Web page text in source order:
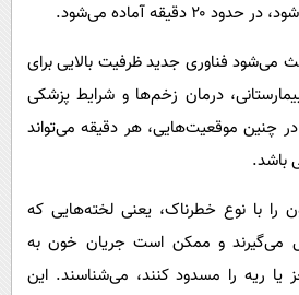
دقیقه آماده می‌شود.
می‌شود فناوری جدید ظرفیت بالایی برای
درمان زخم‌ها و شرایط پزشکی
چنین موقعیت‌هایی، هر دقیقه می‌تواند
باشد.
را با نوع خطرناک، یعنی لخته‌هایی که
و ممکن است جریان خون به
یا ریه را مسدود کنند، می‌شناسند. این